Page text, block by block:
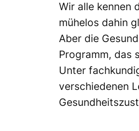
Wir alle kennen
mühelos dahin
Aber die
Programm, das
Unter
verschiedenen